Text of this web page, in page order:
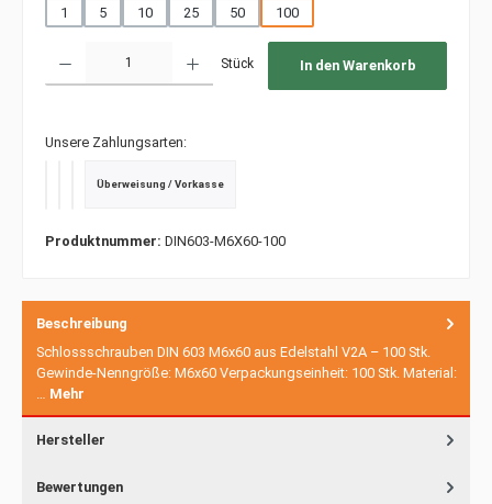
1
5 10 25 50 100
Stück In den Warenkorb
Unsere Zahlungsarten:
Überweisung / Vorkasse
Produktnummer: DIN603-M6X60-100
Beschreibung
Schlossschrauben DIN 603 M6x60 aus Edelstahl V2A – 100 Stk.
Gewinde-Nenngröße: M6x60 Verpackungseinheit: 100 Stk. Material:
… Mehr
Hersteller
Bewertungen